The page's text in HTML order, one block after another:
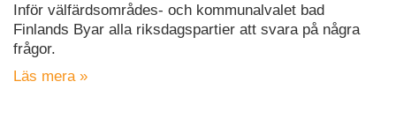
Inför välfärdsområdes- och kommunalvalet bad
Finlands Byar alla riksdagspartier att svara på några
frågor.
Läs mera »